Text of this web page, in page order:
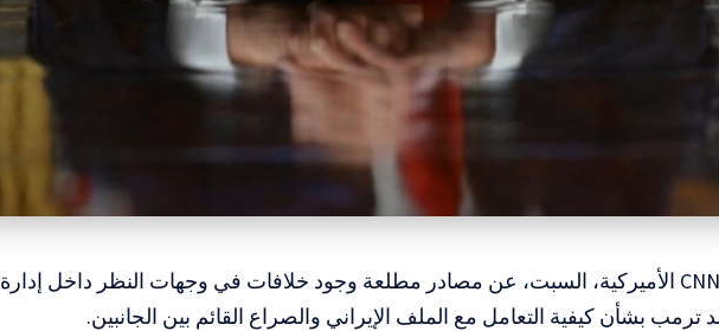
نقلت شبكة CNN الأميركية، السبت، عن مصادر مطلعة وجود خلافات في وجهات النظر داخل إدارة
ترمب بشأن كيفية التعامل مع الملف الإيراني والصراع القائم بين الجانبين.